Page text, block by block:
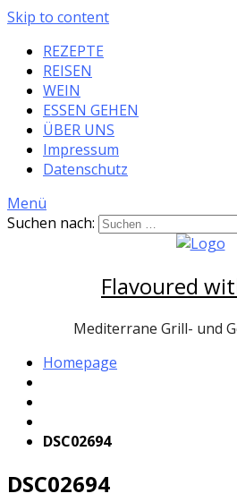
Skip to content
REZEPTE
REISEN
WEIN
ESSEN GEHEN
ÜBER UNS
Impressum
Datenschutz
Menü
Suchen nach:
Flavoured
Mediterrane Grill- und
Homepage
DSC02694
DSC02694